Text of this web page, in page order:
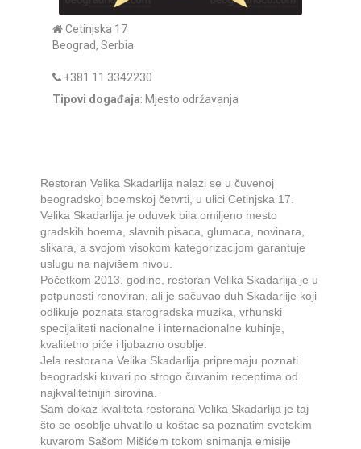
Cetinjska 17
Beograd, Serbia
+381 11 3342230
Tipovi događaja: Mjesto održavanja
Restoran Velika Skadarlija nalazi se u čuvenoj
beogradskoj boemskoj četvrti, u ulici Cetinjska 17.
Velika Skadarlija je oduvek bila omiljeno mesto
gradskih boema, slavnih pisaca, glumaca, novinara,
slikara, a svojom visokom kategorizacijom garantuje
uslugu na najvišem nivou.
Početkom 2013. godine, restoran Velika Skadarlija je u
potpunosti renoviran, ali je sačuvao duh Skadarlije koji
odlikuje poznata starogradska muzika, vrhunski
specijaliteti nacionalne i internacionalne kuhinje,
kvalitetno piće i ljubazno osoblje.
Jela restorana Velika Skadarlija pripremaju poznati
beogradski kuvari po strogo čuvanim receptima od
najkvalitetnijih sirovina.
Sam dokaz kvaliteta restorana Velika Skadarlija je taj
što se osoblje uhvatilo u koštac sa poznatim svetskim
kuvarom Sašom Mišićem tokom snimanja emisije